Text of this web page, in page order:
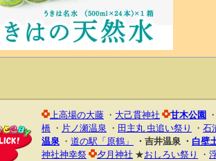
上高場の大藤 ・ 大己貫神社 甘木公園
橋 ・ 片ノ瀬温泉 ・ 田主丸 虫追い祭り ・ 石
温泉 ・ 道の駅「原鶴」 ・吉井温泉 ・ 白壁
神社神幸祭
夕月神社 ★おしろい祭り ・